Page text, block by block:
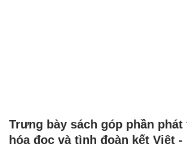
Trưng bày sách góp phần phát
hóa đọc và tình đoàn kết Việt -